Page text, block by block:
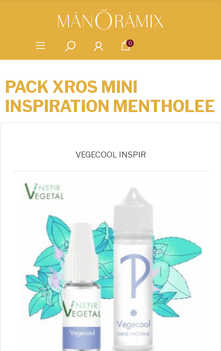
0
PACK XROS MINI
INSPIRATION MENTHOLEE
VEGECOOL INSPIR